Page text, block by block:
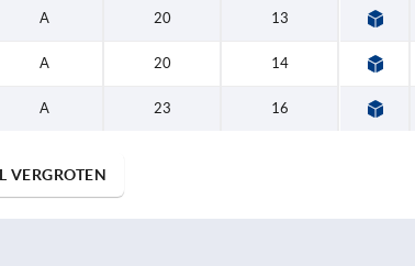
A 20 13
A 20 14
A 23 16
VERGROTEN